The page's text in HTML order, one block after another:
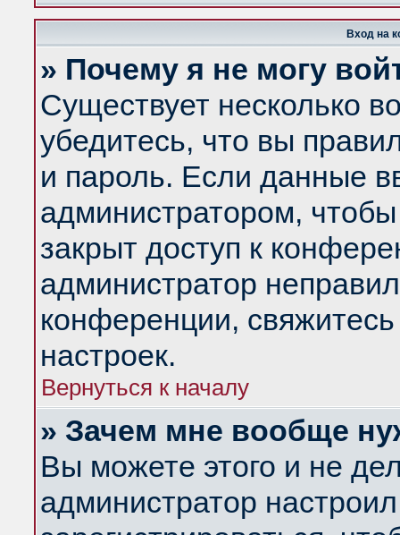
Вход на
» Почему я не могу
Существует несколько
убедитесь, что вы
и пароль. Если данные
администратором,
закрыт доступ к
администратор
конференции,
настроек.
Вернуться к началу
» Зачем мне вообще
Вы можете этого и не
администратор